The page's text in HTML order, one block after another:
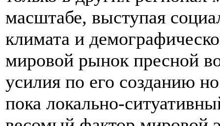
масштабе, выступая
климата и
мировой рынок пресной
усилия по его созданию
пока локально-